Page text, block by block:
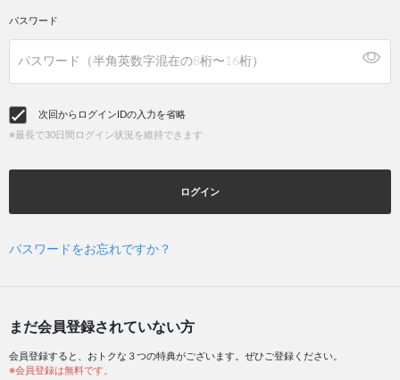
パスワード
次回からログインIDの入力を省略
※最長で30日間ログイン状況を維持できます
ログイン
パスワードをお忘れですか？
まだ会員登録されていない方
会員登録すると、おトクな３つの特典がございます。ぜひご登録ください。
※会員登録は無料です。